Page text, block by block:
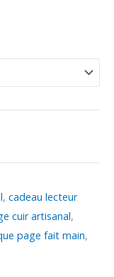
, cadeau lecteur
cuir artisanal,
page fait main,